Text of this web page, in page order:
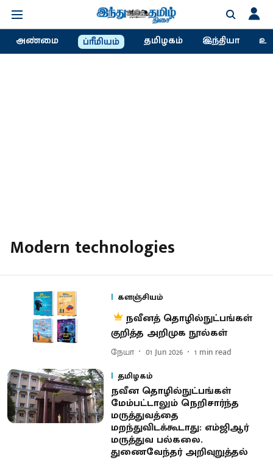
அண்மை ப்ரீமியம் தமிழகம் இந்தியா
Modern technologies
களஞ்சியம்
நவீனத் தொழில்நுட்பங்கள்
குறித்த அறிமுக நூல்கள்
நேயா 01 Jun 2026 1 min read
தமிழகம்
நவீன தொழில்நுட்பங்கள்
மேம்பட்டாலும் நெறிசார்ந்த
மருத்துவத்தை
மறந்துவிடக்கூடாது: எம்ஜிஆர்
மருத்துவ பல்கலை.
துணைவேந்தர் அறிவுறுத்தல்